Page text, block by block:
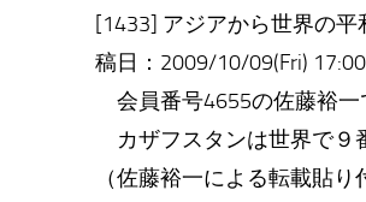
[1433] アジアから世界の
稿日：2009/10/09(Fri)
会員番号4655の佐藤裕一
カザフスタンは世界で９
（佐藤裕一による転載貼り